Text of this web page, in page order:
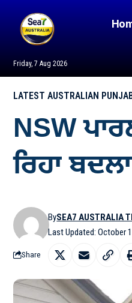
Friday, 7 Aug 2026
LATEST AUSTRALIAN
NSW
ਰਿਹਾ
Last Updated: October
BySEA7 AUSTRALIA
Share